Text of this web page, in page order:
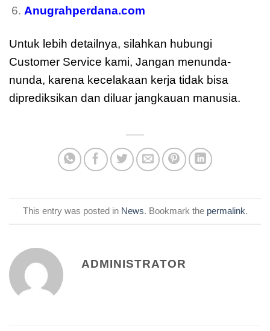
Anugrahperdana.com
Untuk lebih detailnya, silahkan hubungi
Customer Service kami, Jangan menunda-
nunda, karena kecelakaan kerja tidak bisa
diprediksikan dan diluar jangkauan manusia.
This entry was posted in News. Bookmark the permalink.
ADMINISTRATOR